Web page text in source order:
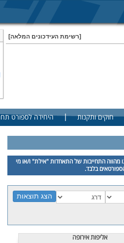
[רשימת העידכונים המלאה]
חוקים ותקנות | היחידה לספורט
מהווה התחייבות של התאחדות "אילת" ו/או מי
בלבד.
אליפות אירופה